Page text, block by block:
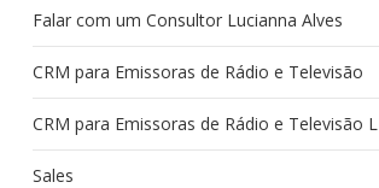
Falar com um Consultor Lucianna Alves
CRM para Emissoras de Rádio e Televisão
CRM para Emissoras de Rádio e Televisão
Sales